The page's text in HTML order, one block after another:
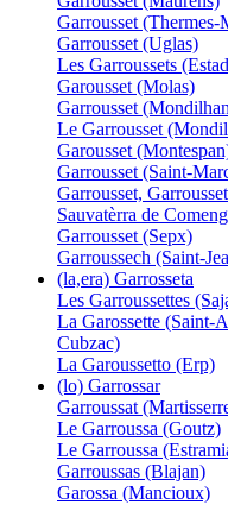
Garrousset (Thermes-
Garrousset (Uglas)
Les Garroussets
Garousset (Molas)
Garrousset
Le Garrousset
Garousset
Garrousset (Saint-
Garrousset,
Sauvatèrra de
Garrousset (Sepx)
Garroussech (Saint-
(la,era) Garrosseta
Les Garroussettes
La Garossette (Saint-
Cubzac)
La Garoussetto (Erp)
(lo) Garrossar
Garroussat
Le Garroussa (Goutz)
Le Garroussa
Garroussas (Blajan)
Garossa (Mancioux)